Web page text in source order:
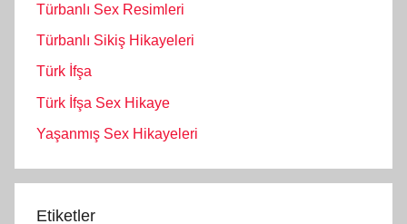
Türbanlı Sex Resimleri
Türbanlı Sikiş Hikayeleri
Türk İfşa
Türk İfşa Sex Hikaye
Yaşanmış Sex Hikayeleri
Etiketler